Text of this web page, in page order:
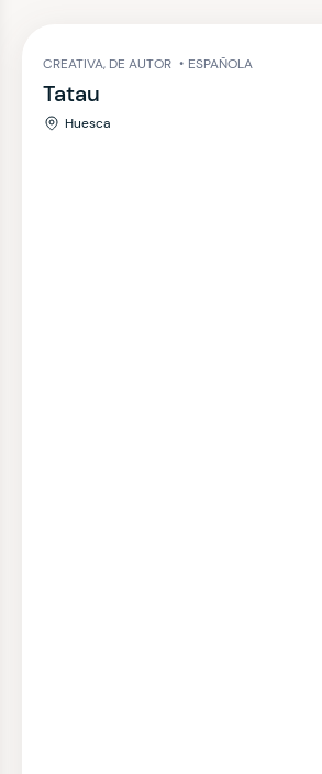
CREATIVA, DE AUTOR • ESPAÑOLA
Tatau
Huesca